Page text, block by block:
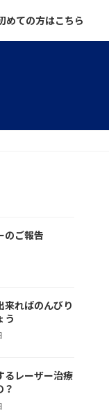
めての方はこちら
のご報告
来ればのんびり
う
るレーザー治療
？